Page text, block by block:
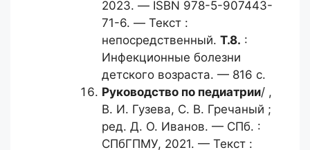
2023. — ISBN 978-5-907443-
71-6. — Текст :
непосредственный. Т.8. :
Инфекционные болезни
детского возраста. — 816 с.
Руководство по педиатрии/ ,
В. И. Гузева, С. В. Гречаный ;
ред. Д. О. Иванов. — СПб. :
СПбГПМУ, 2021. — Текст :